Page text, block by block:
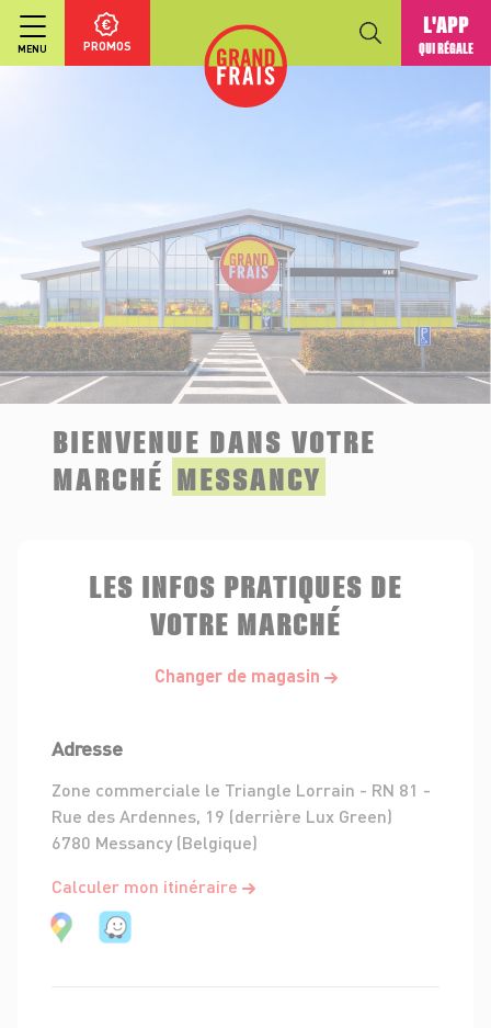
MENU PROMOS
L'APP
QUI RÉGALE
BIENVENUE DANS VOTRE
MARCHÉ MESSANCY
LES INFOS PRATIQUES DE
VOTRE MARCHÉ
Changer de magasin
Adresse
Zone commerciale le Triangle Lorrain - RN 81 -
Rue des Ardennes, 19 (derrière Lux Green)
6780 Messancy (Belgique)
Calculer mon itinéraire